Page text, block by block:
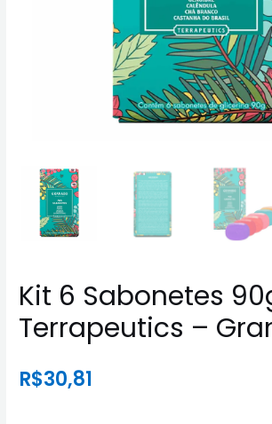
Kit 6 Sabonetes
Terrapeutics –
R$30,81